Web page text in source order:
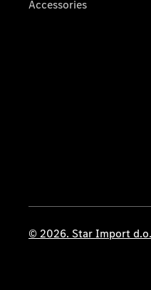
Accessories
© 2026. Star Import